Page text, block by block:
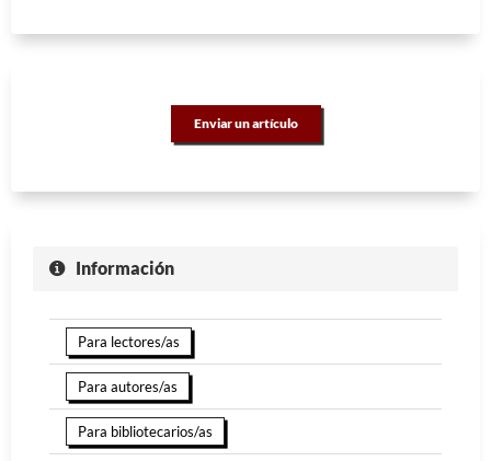
Enviar un artículo
Información
Para lectores/as
Para autores/as
Para bibliotecarios/as